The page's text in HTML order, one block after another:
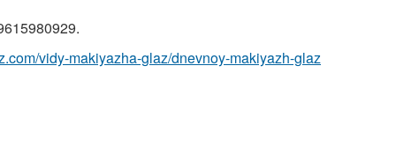
vidy-makiyazha-glaz/dnevnoy-makiyazh-glaz